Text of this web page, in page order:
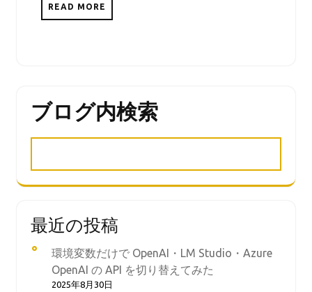
READ MORE
ブログ内検索
最近の投稿
環境変数だけで OpenAI・LM Studio・Azure
OpenAI の API を切り替えてみた
2025年8月30日